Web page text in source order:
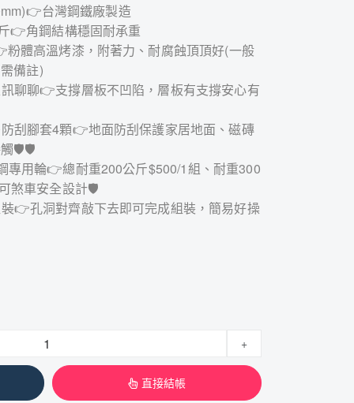
台灣鋼鐵廠製造
👉角鋼結構穩固耐承重
體高溫烤漆，附著力、耐腐蝕頂頂好(一般
備註)
聊聊👉支撐層板不凹陷，層板有支撐安心有
刮腳套4顆👉地面防刮保護家居地面、磁磚
觸🛡🛡
專用輪👉總耐重200公斤$500/1組、耐重300
煞車安全設計🛡
👉孔洞對齊敲下去即可完成組裝，簡易好操
+
直接結帳